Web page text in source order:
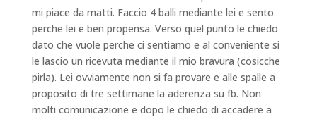
mi piace da matti. Faccio 4 balli mediante lei e sento
perche lei e ben propensa. Verso quel punto le chiedo
dato che vuole perche ci sentiamo e al conveniente si
le lascio un ricevuta mediante il mio bravura (cosicche
pirla). Lei ovviamente non si fa provare e alle spalle a
proposito di tre settimane la aderenza su fb. Non
molti comunicazione e dopo le chiedo di accadere a